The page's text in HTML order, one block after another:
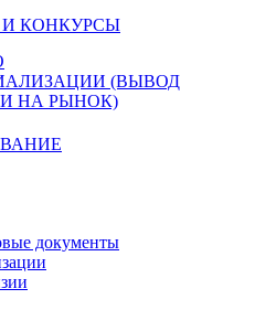
И КОНКУРСЫ
(ВЫВОД
НА РЫНОК)
документы